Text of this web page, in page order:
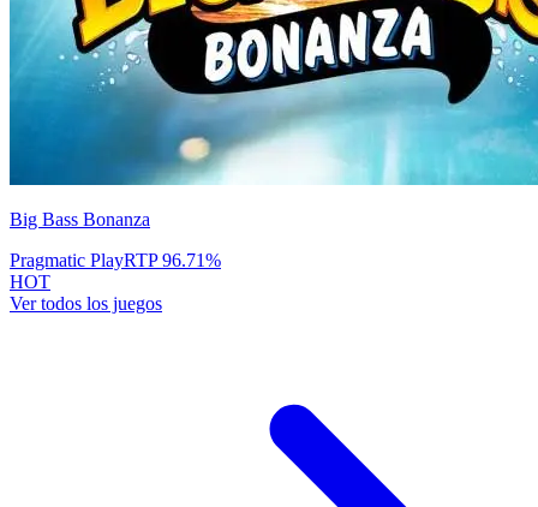
Big Bass Bonanza
Pragmatic PlayRTP96.71%
HOT
Ver todos los juegos